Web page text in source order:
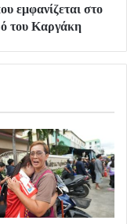
εμφανίζεται στο
του Καργάκη